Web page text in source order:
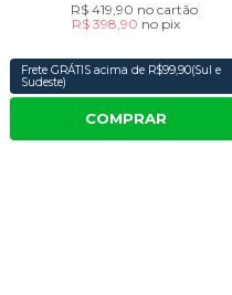
R$ 419,90 no cartão
R$ 398,90 no pix
Frete GRÁTIS acima de R$99,90(Sul e
Sudeste)
COMPRAR